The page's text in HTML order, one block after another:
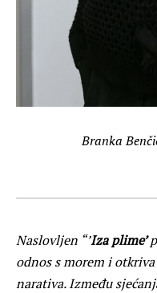
Branka
Naslovljen “’Iza plime’
odnos s morem i
narativa. Između